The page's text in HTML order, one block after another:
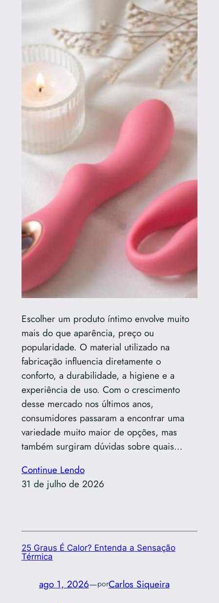
Escolher um produto íntimo envolve muito
mais do que aparência, preço ou
popularidade. O material utilizado na
fabricação influencia diretamente o
conforto, a durabilidade, a higiene e a
experiência de uso. Com o crescimento
desse mercado nos últimos anos,
consumidores passaram a encontrar uma
variedade muito maior de opções, mas
também surgiram dúvidas sobre quais…
Continue Lendo
31 de julho de 2026
25 Graus É Calor? Entenda a Sensação
Térmica
ago 1, 2026—porCarlos Siqueira